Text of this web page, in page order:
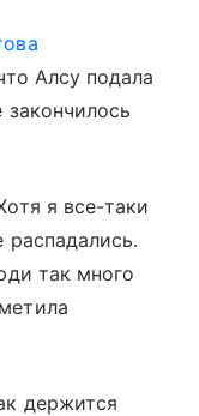
Алсу подала
я все-таки
распадались.
так много
держится